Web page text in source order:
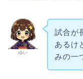
ゆい
試合が
あるけ
みの一